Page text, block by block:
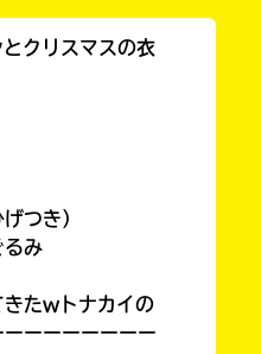
クリスマスの衣
つき）
み
きたwトナカイの
ーーーーーーー